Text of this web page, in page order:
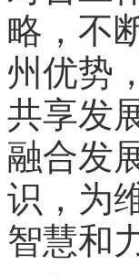
略，不
州优势
共享发
融合发
识，为
智慧和